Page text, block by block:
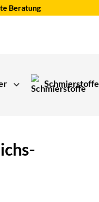
Beratung
Schmierstoffe